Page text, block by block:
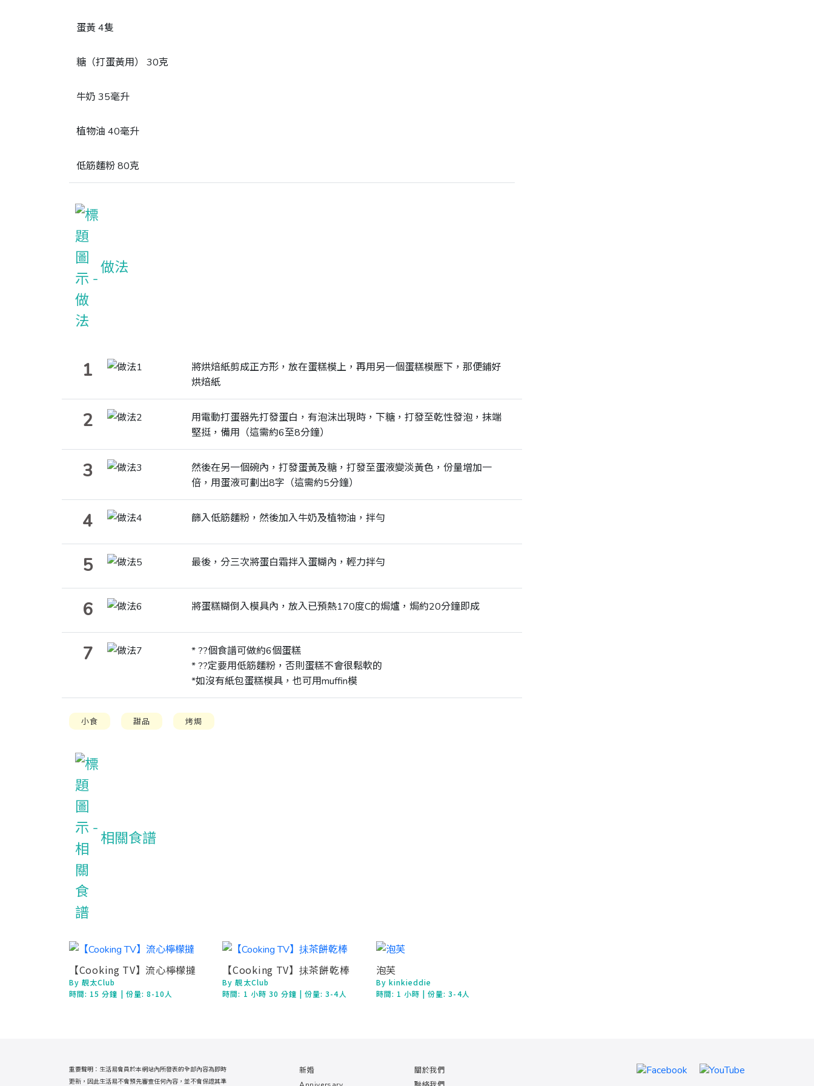
蛋黃 4隻
糖（打蛋黃用） 30克
牛奶 35毫升
植物油 40毫升
低筋麵粉 80克
做法
1
將烘焙紙剪成正方形，放在蛋糕模上，再用另一個蛋糕模壓下，那便鋪好
烘焙紙
2
用電動打蛋器先打發蛋白，有泡沫出現時，下糖，打發至乾性發泡，抹端
堅挺，備用（這需約6至8分鐘）
3
然後在另一個碗內，打發蛋黃及糖，打發至蛋液變淡黃色，份量增加一
倍，用蛋液可劃出8字（這需約5分鐘）
4 篩入低筋麵粉，然後加入牛奶及植物油，拌勻
5 最後，分三次將蛋白霜拌入蛋糊內，輕力拌勻
6 將蛋糕糊倒入模具內，放入已預熱170度C的焗爐，焗約20分鐘即成
7
* ??個食譜可做約6個蛋糕
* ??定要用低筋麵粉，否則蛋糕不會很鬆軟的
*如沒有紙包蛋糕模具，也可用muffin模
小食 甜品 烤焗
相關食譜
【Cooking TV】流心檸檬撻
By 靚太Club
時間: 15 分鐘 | 份量: 8-10人
【Cooking TV】抺茶餅乾棒
By 靚太Club
時間: 1 小時 30 分鐘 | 份量: 3-4人
泡芙
By kinkieddie
時間: 1 小時 | 份量: 3-4人
新婚
關於我們
重要聲明：生活易會員於本網站內所發表的全部內容為即時
更新，因此生活易不會預先審查任何內容，並不會保證其準